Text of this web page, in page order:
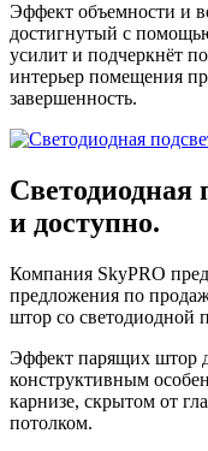
Эффект объемности и
достигнутый с
усилит и подчеркнёт
интерьер помещения
завершенность.
Светодиодная
и доступно.
Компания SkyPRO
предложения по
штор со светодиодной
Эффект парящих штор
конструктивным
карнизе, скрытом от
потолком.